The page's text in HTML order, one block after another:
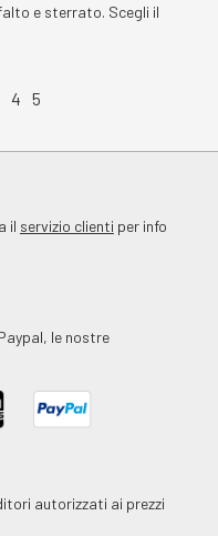
e sterrato. Scegli il
4 5
il servizio clienti per info
le nostre
autorizzati ai prezzi